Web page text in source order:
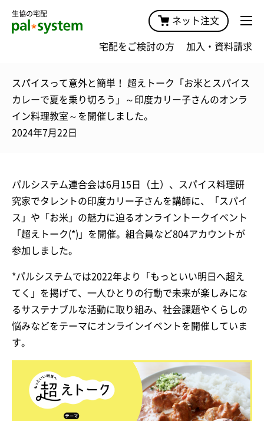
生協の宅配
ネット注文
宅配をご検討の方 加入・資料請求
スパイスって意外と簡単！ 超えトーク「お米とスパイス
カレーで夏を乗り切ろう」～印度カリー子さんのオンラ
イン料理教室～を開催しました。
2024年7月22日
パルシステム連合会は6月15日（土）、スパイス料理研
究家でタレントの印度カリー子さんを講師に、「スパイ
ス」や「お米」の魅力に迫るオンライントークイベント
「超えトーク(*)」を開催。組合員など804アカウントが
参加しました。
*パルシステムでは2022年より「もっといい明日へ超え
てく」を掲げて、一人ひとりの行動で未来が楽しみにな
るサステナブルな活動に取り組み、社会課題やくらしの
悩みなどをテーマにオンラインイベントを開催していま
す。